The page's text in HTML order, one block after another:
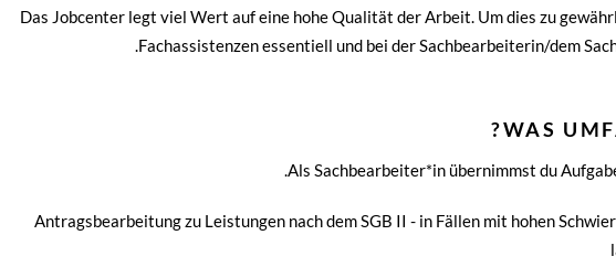
Das Jobcenter legt viel Wert auf eine hohe Qualität der Arbeit. Um dies zu
Fachassistenzen essentiell und bei der Sachbearbeiterin/dem
WAS
Als Sachbearbeiter*in übernimmst du
Antragsbearbeitung zu Leistungen nach dem SGB II - in Fällen mit hohen